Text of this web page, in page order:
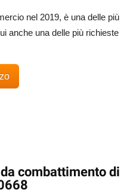
nel 2019, è una delle più
anche una delle più richieste
combattimento di